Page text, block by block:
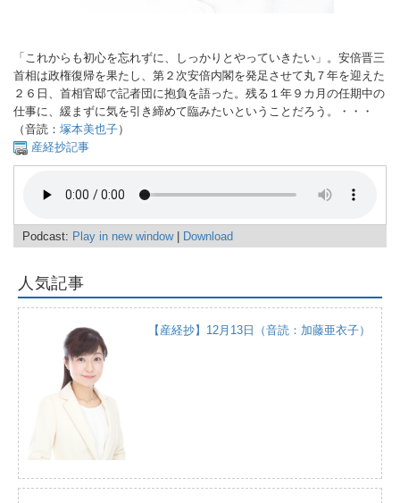
「これからも初心を忘れずに、しっかりとやっていきたい」。安倍晋三
首相は政権復帰を果たし、第２次安倍内閣を発足させて丸７年を迎えた
２６日、首相官邸で記者団に抱負を語った。残る１年９カ月の任期中の
仕事に、緩まずに気を引き締めて臨みたいということだろう。・・・
（音読： 塚本美也子）
産経抄記事
Podcast: Play in new window| Download
人気記事
【産経抄】12月13日（音読：加藤亜衣子）